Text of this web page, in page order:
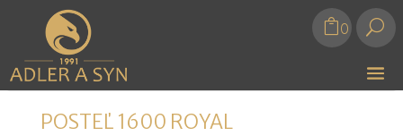
0 U
POSTEĽ 1600 ROYAL